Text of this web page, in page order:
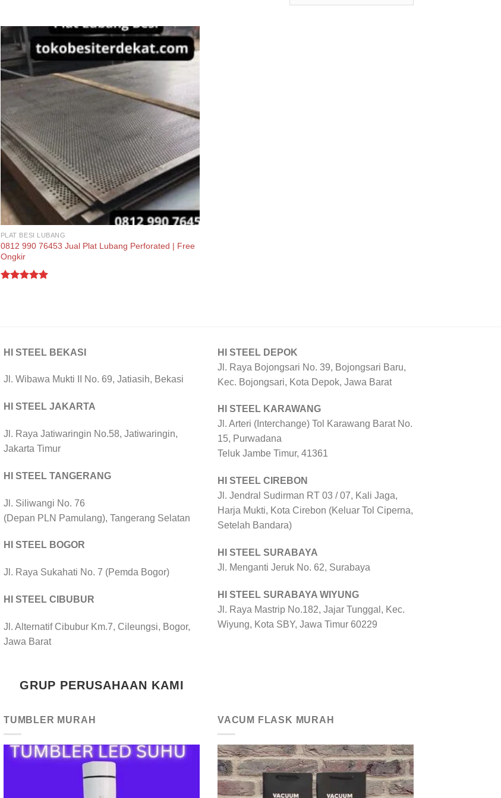
PLAT BESI LUBANG
0812 990 76453 Jual Plat Lubang Perforated | Free
Ongkir
HI STEEL BEKASI
Jl. Wibawa Mukti II No. 69, Jatiasih, Bekasi
HI STEEL JAKARTA
Jl. Raya Jatiwaringin No.58, Jatiwaringin,
Jakarta Timur
HI STEEL TANGERANG
Jl. Siliwangi No. 76
(Depan PLN Pamulang), Tangerang Selatan
HI STEEL BOGOR
Jl. Raya Sukahati No. 7 (Pemda Bogor)
HI STEEL CIBUBUR
Jl. Alternatif Cibubur Km.7, Cileungsi, Bogor,
Jawa Barat
HI STEEL DEPOK
Jl. Raya Bojongsari No. 39, Bojongsari Baru,
Kec. Bojongsari, Kota Depok, Jawa Barat
HI STEEL KARAWANG
Jl. Arteri (Interchange) Tol Karawang Barat No.
15, Purwadana
Teluk Jambe Timur, 41361
HI STEEL CIREBON
Jl. Jendral Sudirman RT 03 / 07, Kali Jaga,
Harja Mukti, Kota Cirebon (Keluar Tol Ciperna,
Setelah Bandara)
HI STEEL SURABAYA
Jl. Menganti Jeruk No. 62, Surabaya
HI STEEL SURABAYA WIYUNG
Jl. Raya Mastrip No.182, Jajar Tunggal, Kec.
Wiyung, Kota SBY, Jawa Timur 60229
GRUP PERUSAHAAN KAMI
TUMBLER MURAH VACUM FLASK MURAH